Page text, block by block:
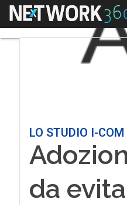
Menu
LO STUDIO I-
da